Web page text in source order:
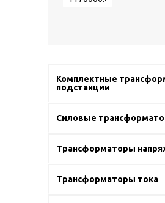
Комплектные
подстанции
Силовые
Трансформаторы
Трансформаторы тока